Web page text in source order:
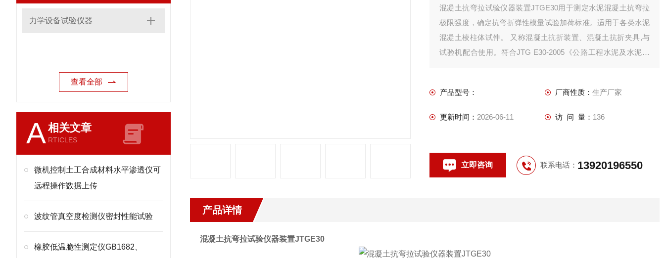
力学设备试验仪器
查看全部
A相关文章
RTICLES
微机控制土工合成材料水平渗透仪可
远程操作数据上传
波纹管真空度检测仪密封性能试验
橡胶低温脆性测定仪GB1682、
混凝土抗弯拉试验仪器装置JTGE30用于测定水泥混凝土抗弯拉
极限强度，确定抗弯折弹性模量试验加荷标准。适用于各类水泥
混凝土棱柱体试件。 又称混凝土抗折装置、混凝土抗折夹具,与
试验机配合使用。符合JTG E30-2005《公路工程水泥及水泥混
产品型号： 厂商性质： 生产厂家
更新时间： 2026-06-11 访 问 量： 136
立即咨询 联系电话： 13920196550
产品详情
混凝土抗弯拉试验仪器装置JTGE30